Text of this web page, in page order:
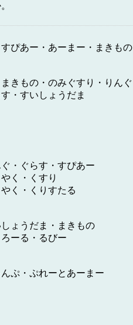
ぴあー・あーまー・まきもの
きもの・のみぐすり・りんぐ
・すいしょうだま
・ぐらす・すぴあー
く・くすり
く・くりすたる
ょうだま・まきもの
ーる・るびー
ぷ・ぷれーとあーまー